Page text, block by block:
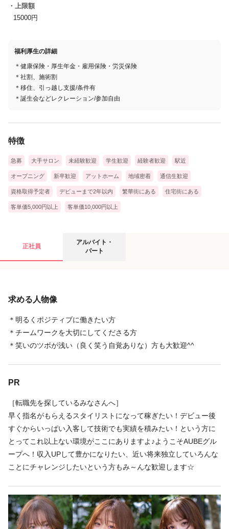
・上限額
15000円
福利厚生の詳細
＊健康保険・厚生年金・雇用保険・労災保険
＊社割、施術割
＊移住、引っ越し支援/条件有
＊誕生会などレクレーション/参加自由
特徴
急募 大手サロン 未経験歓迎 学生歓迎 経験者歓迎 駅近
オープニング 新卒歓迎 アットホーム 地域密着 通信生歓迎
資格取得予定者 デビューまで2年以内 繁華街にある 住宅街にある
客単価5,000円以上 客単価10,000円以上
アルバイト・パートの募集要項
時給1,300円〜1,500円
◆時給1300円～（土日祝1500円～）+手当
※手当や昇給を時給換算すると1500円も可能です♪
＊交通費/月1.5万円まで支給
＊撮影手当/仕上がりにより支給
＊昇給/貢献、評価制度に基づき
扶養の範囲内で働きたいという相談もOK！詳細はサロン見学の時
にお話ししましょう^^
続きを見る
店舗名・勤務地
AUBE hair arch byEEM 赤羽店
東京都 北区 赤羽1-37-1 城北ビル ３階
赤羽岩淵駅 徒歩 4分
地図を見る
正社員
アルバイト・
パート
求める人物像
＊明るくポジティブに働きたい方
＊チームワークを大切にしてくださる方
＊笑いのツボが浅い（良く笑う自覚ありな）方も大歓迎^^
PR
［転職先を探しているみなさんへ］
早く指名がもらえるスタイリストになって稼ぎたい！デビュー後
すぐからいっぱい入客して技術でも実績を積みたい！という方に
とってこれ以上ない環境がここにありますよ♪ようこそAUBEグル
ープへ！収入UPして豊かになりたい、近い将来独立していろんな
ことにチャレンジしたいという方もみ～んな歓迎します☆